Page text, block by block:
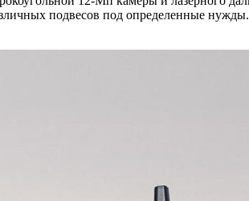
подвесов под определенные